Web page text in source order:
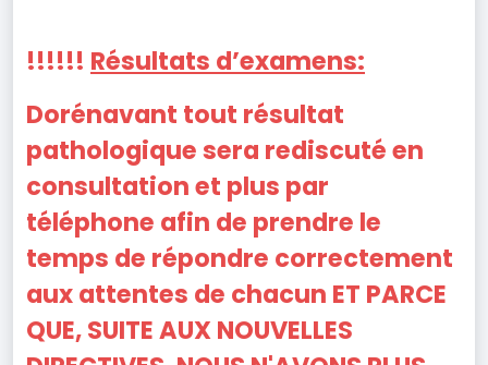
!!!!!! Résultats d’examens:
Dorénavant tout résultat
pathologique sera rediscuté en
consultation et plus par
téléphone afin de prendre le
temps de répondre correctement
aux attentes de chacun ET PARCE
QUE, SUITE AUX NOUVELLES